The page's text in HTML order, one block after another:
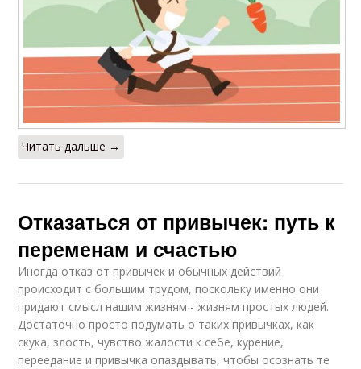
Читать дальше →
Отказаться от привычек: путь к
переменам и счастью
Иногда отказ от привычек и обычных действий
происходит с большим трудом, поскольку именно они
придают смысл нашим жизням - жизням простых людей.
Достаточно просто подумать о таких привычках, как
скука, злость, чувство жалости к себе, курение,
переедание и привычка опаздывать, чтобы осознать те